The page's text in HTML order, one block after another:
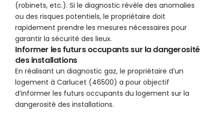
(robinets, etc.). Si le diagnostic révèle des anomalies
ou des risques potentiels, le propriétaire doit
rapidement prendre les mesures nécessaires pour
garantir la sécurité des lieux.
Informer les futurs occupants sur la dangerosité
des installations
En réalisant un diagnostic gaz, le propriétaire d’un
logement à Carlucet (46500) a pour objectif
d’informer les futurs occupants du logement sur la
dangerosité des installations.